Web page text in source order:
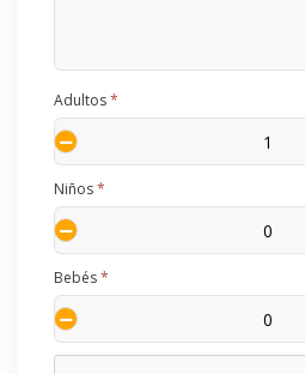
*
Adultos
*
Niños
*
Bebés